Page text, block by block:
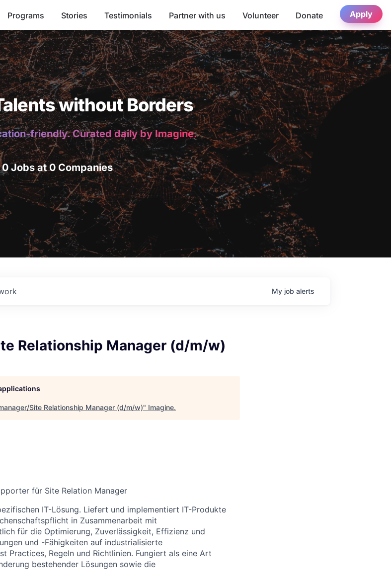
Programs Stories Testimonials Partner with us Volunteer Donate Apply
without Borders
friendly. Curated daily by Imagine.
0 Jobs at 0 Companies
My job alerts
Relationship Manager (d/m/w)
Site Relationship Manager (d/m/w)" Imagine.
für Site Relation Manager
IT-Lösung. Liefert und implementiert IT-Produkte
in Zusammenarbeit mit
für die Optimierung, Zuverlässigkeit, Effizienz und
und -Fähigkeiten auf industrialisierte
Practices, Regeln und Richtlinien. Fungiert als eine Art
bestehender Lösungen sowie die